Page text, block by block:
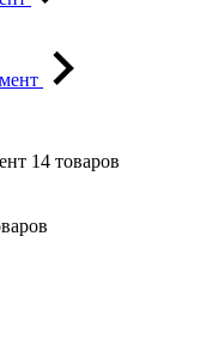
14 товаров